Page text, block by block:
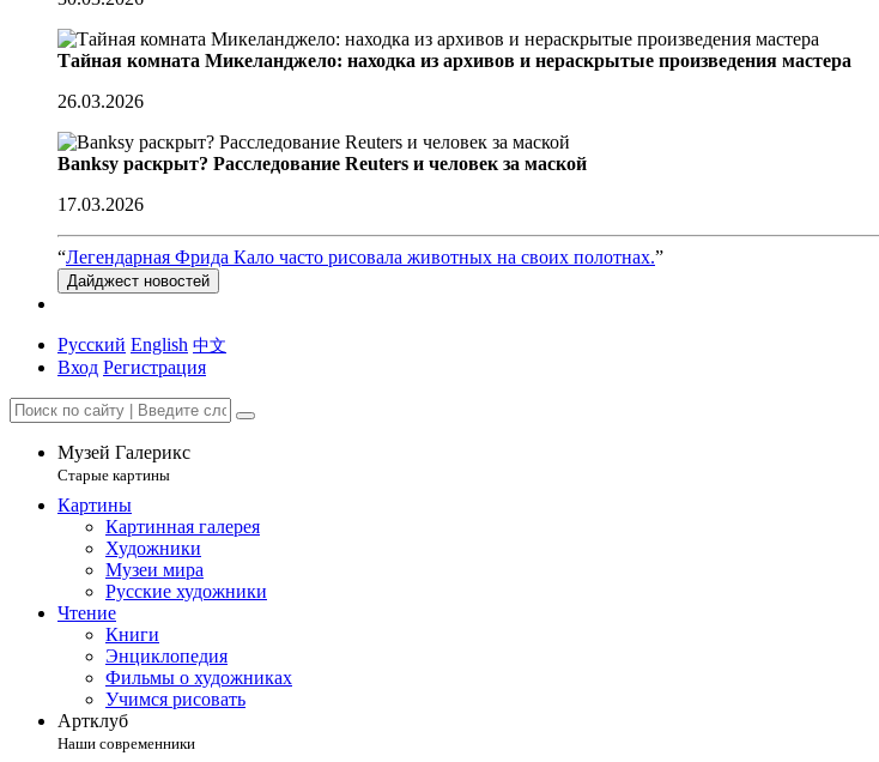
Тайная комната Микеланджело: находка из архивов и нераскрытые произведения мастера
26.03.2026
Banksy раскрыт? Расследование Reuters и человек за маской
17.03.2026
“Легендарная Фрида Кало часто рисовала животных на своих полотнах.”
Дайджест новостей
Русский English 中文
Вход Регистрация
Музей Галерикс
Старые картины
Картины
Картинная галерея
Художники
Музеи мира
Русские художники
Чтение
Книги
Энциклопедия
Фильмы о художниках
Учимся рисовать
Артклуб
Наши современники